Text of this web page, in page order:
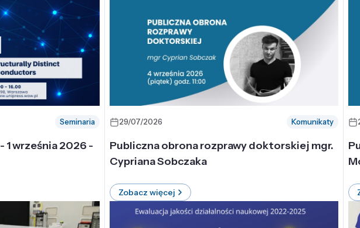
Seminaria
września 2026 -
29/07/2026 Komunikaty
Publiczna obrona rozprawy doktorskiej mgr.
Cypriana Sobczaka
Zobacz więcej